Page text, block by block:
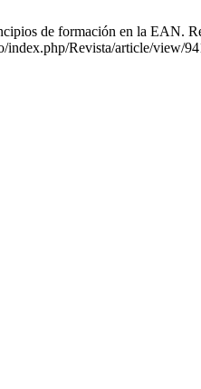
de formación en la EAN.
index.php/Revista/article/view/